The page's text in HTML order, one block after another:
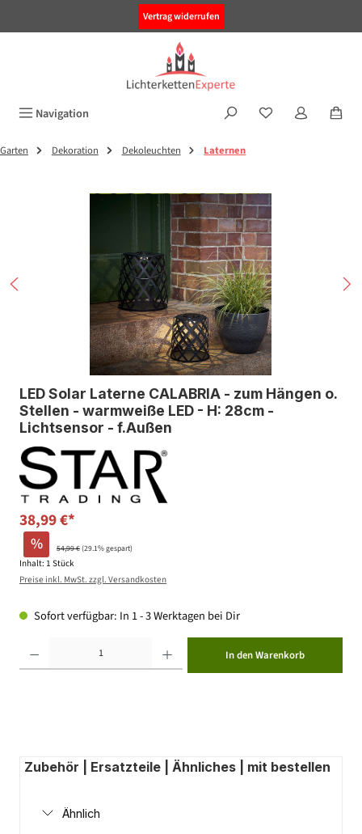
Vertrag widerrufen
Navigation
Garten Dekoration Dekoleuchten Laternen
LED Solar Laterne CALABRIA - zum Hängen o.
Stellen - warmweiße LED - H: 28cm -
Lichtsensor - f.Außen
38,99 €*
% 54,99 €(29.1% gespart)
Inhalt: 1 Stück
Preise inkl. MwSt. zzgl. Versandkosten
Sofort verfügbar: In 1 - 3 Werktagen bei Dir
In den Warenkorb
Zubehör | Ersatzteile | Ähnliches | mit bestellen
Ähnlich